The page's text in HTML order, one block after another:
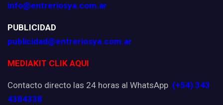
info@entreriosya.com.ar
PUBLICIDAD
publicidad@entreriosya.com.ar
MEDIAKIT CLIK AQUI
Contacto directo las 24 horas al WhatsApp (+54) 343
4384338